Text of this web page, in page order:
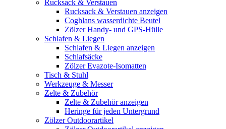
Rucksack & Verstauen
Rucksack & Verstauen anzeigen
Coghlans wasserdichte Beutel
Zölzer Handy- und GPS-Hülle
Schlafen & Liegen
Schlafen & Liegen anzeigen
Schlafsäcke
Zölzer Evazote-Isomatten
Tisch & Stuhl
Werkzeuge & Messer
Zelte & Zubehör
Zelte & Zubehör anzeigen
Heringe für jeden Untergrund
Zölzer Outdoorartikel